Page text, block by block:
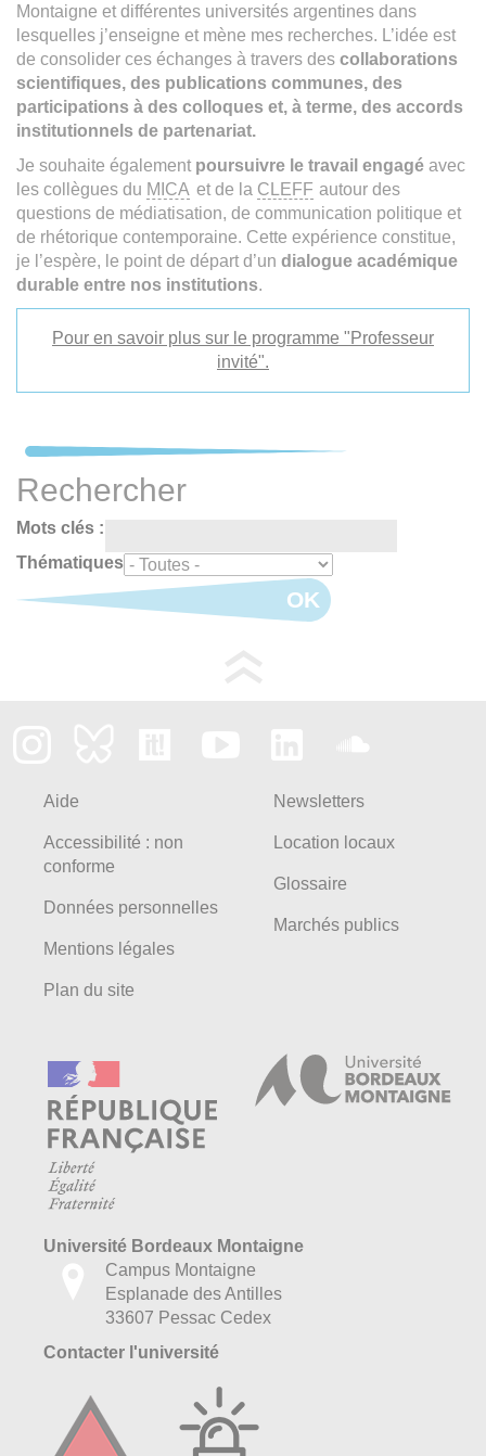
Montaigne et différentes universités argentines dans
lesquelles j’enseigne et mène mes recherches. L’idée est
de consolider ces échanges à travers des collaborations
scientifiques, des publications communes, des
participations à des colloques et, à terme, des accords
institutionnels de partenariat.
Je souhaite également poursuivre le travail engagé avec
les collègues du MICA et de la CLEFF autour des
questions de médiatisation, de communication politique et
de rhétorique contemporaine. Cette expérience constitue,
je l’espère, le point de départ d’un dialogue académique
durable entre nos institutions.
Pour en savoir plus sur le programme "Professeur
invité".
Rechercher
Mots clés :
Thématiques
OK
Aide
Accessibilité : non
conforme
Données personnelles
Mentions légales
Plan du site
Newsletters
Location locaux
Glossaire
Marchés publics
Université Bordeaux Montaigne
Campus Montaigne
Esplanade des Antilles
33607 Pessac Cedex
Contacter l'université